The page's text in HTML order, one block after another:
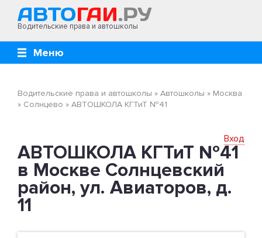
Водительские права и автошколы
Меню
Водительские права и автошколы » Автошколы » Москва
» Солнцево » АВТОШКОЛА КГТиТ №41
Вход
АВТОШКОЛА КГТиТ №41
в Москве Солнцевский
район, ул. Авиаторов, д.
11